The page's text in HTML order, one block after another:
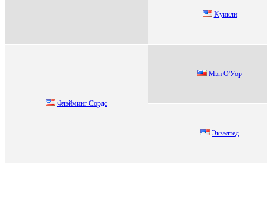
Kуикли
Флэйминг Coрдc
Mэн O'Уоp
Экзэлтед